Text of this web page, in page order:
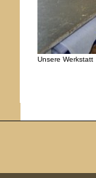
Unsere Werkstatt